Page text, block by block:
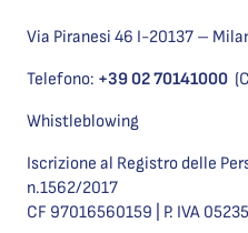
Via Piranesi 46 I-20137 –
Telefono: +39 02 70141000
Whistleblowing
Iscrizione al Registro delle
n.1562/2017
CF 97016560159 | P. IVA